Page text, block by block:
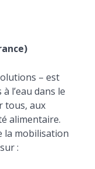
– est
l’eau dans le
tous, aux
alimentaire.
la mobilisation
: